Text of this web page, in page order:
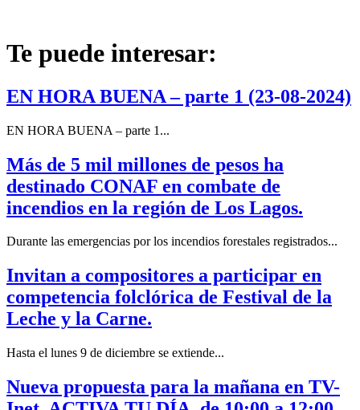
Te puede interesar:
EN HORA BUENA – parte 1 (23-08-2024)
EN HORA BUENA – parte 1...
Más de 5 mil millones de pesos ha
destinado CONAF en combate de
incendios en la región de Los Lagos.
Durante las emergencias por los incendios forestales registrados...
Invitan a compositores a participar en
competencia folclórica de Festival de la
Leche y la Carne.
Hasta el lunes 9 de diciembre se extiende...
Nueva propuesta para la mañana en TV-